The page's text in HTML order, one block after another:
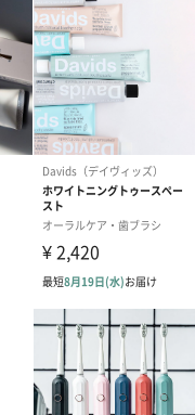
インと新デザインが混
承くださいませ。